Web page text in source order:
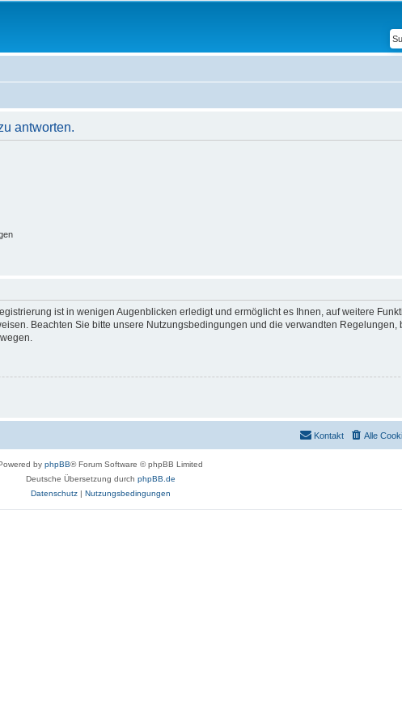
antworten.
ist in wenigen Augenblicken erledigt und ermöglicht es Ihnen, auf weitere
Beachten Sie bitte unsere Nutzungsbedingungen und die verwandten Regelungen,
Alle
Kontakt
by phpBB® Forum Software © phpBB Limited
Deutsche Übersetzung durch phpBB.de
Datenschutz| Nutzungsbedingungen